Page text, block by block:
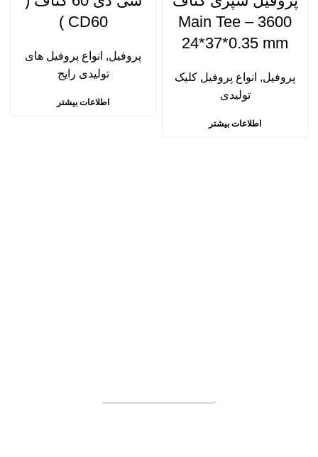
3600 – Main Tee
24*37*0.35 mm
پروفیل, انواع پروفیل کلیک
تولیدی
اطلاعات بیشتر
CD60 )
پروفیل, انواع پروفیل های
تولیدی رایج
اطلاعات بیشتر